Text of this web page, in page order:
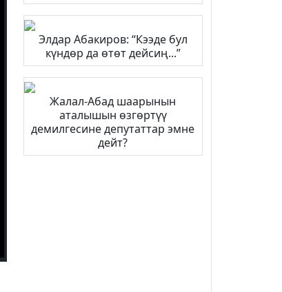
Элдар Абакиров: “Кээде бул
күндөр да өтөт дейсиң...”
Жалал-Абад шаарынын
аталышын өзгөртүү
демилгесине депутаттар эмне
дейт?